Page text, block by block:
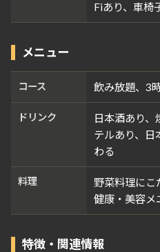
Fiあり、車椅
メニュー
コース 飲み放題、3
ドリンク
日本酒あり、
テルあり、日
わる
料理
野菜料理にこ
健康・美容メ
特徴・関連情報